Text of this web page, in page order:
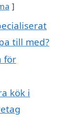
till med?
för
kök i